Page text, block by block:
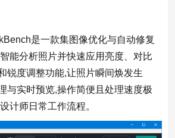
是一款集图像优化与自动修复
能分析照片并快速应用亮度、对比
锐度调整功能,让照片瞬间焕发生
与实时预览,操作简便且处理速度极
计师日常工作流程。